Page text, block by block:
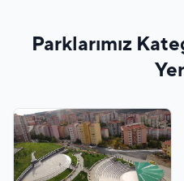
Parklarımız